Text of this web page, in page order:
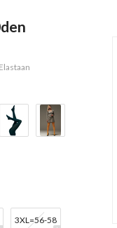
3XL=56-58